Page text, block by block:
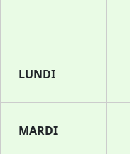
LUNDI
MARDI